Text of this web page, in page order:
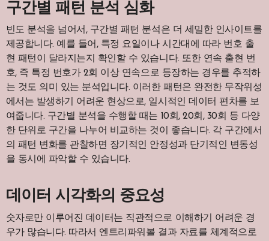
구간별 패턴 분석 심화
빈도 분석을 넘어서, 구간별 패턴 분석은 더 세밀한 인사이트를
제공합니다. 예를 들어, 특정 요일이나 시간대에 따라 번호 출
현 패턴이 달라지는지 확인할 수 있습니다. 또한 연속 출현 번
호, 즉 특정 번호가 2회 이상 연속으로 등장하는 경우를 추적하
는 것도 의미 있는 분석입니다. 이러한 패턴은 완전한 무작위성
에서는 발생하기 어려운 현상으로, 일시적인 데이터 편차를 보
여줍니다. 구간별 분석을 수행할 때는 10회, 20회, 30회 등 다양
한 단위로 구간을 나누어 비교하는 것이 좋습니다. 각 구간에서
의 패턴 변화를 관찰하면 장기적인 안정성과 단기적인 변동성
을 동시에 파악할 수 있습니다.
데이터 시각화의 중요성
숫자로만 이루어진 데이터는 직관적으로 이해하기 어려운 경
우가 많습니다. 따라서 엔트리파워볼 결과 자료를 체계적으로